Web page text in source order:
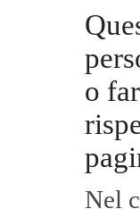
o
Nel